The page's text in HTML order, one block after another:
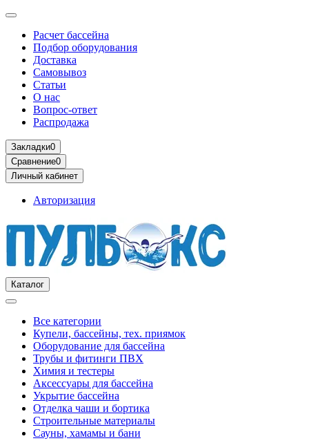
Расчет бассейна
Подбор оборудования
Доставка
Самовывоз
Статьи
О нас
Вопрос-ответ
Распродажа
Закладки0
Сравнение0
Личный кабинет
Авторизация
Каталог
Все категории
Купели, бассейны, тех. приямок
Оборудование для бассейна
Трубы и фитинги ПВХ
Химия и тестеры
Аксессуары для бассейна
Укрытие бассейна
Отделка чаши и бортика
Строительные материалы
Сауны, хамамы и бани